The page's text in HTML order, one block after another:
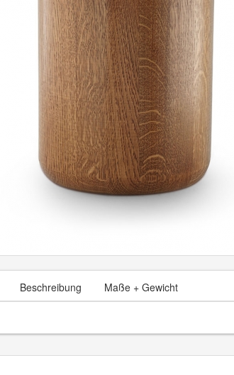
Beschreibung Maße + Gewicht